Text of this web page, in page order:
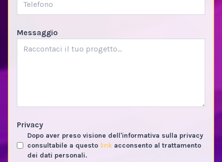
Messaggio
Privacy
Dopo aver preso visione dell'informativa sulla privacy
consultabile a questo link acconsento al trattamento
dei dati personali.